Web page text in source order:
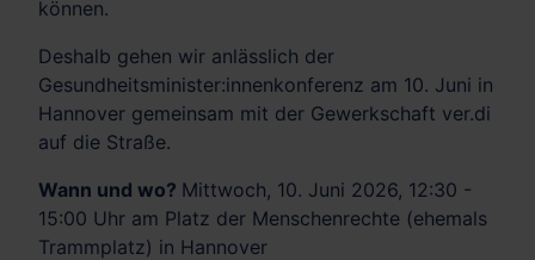
können.
Deshalb gehen wir anlässlich der
Gesundheitsminister:innenkonferenz am 10. Juni in
Hannover gemeinsam mit der Gewerkschaft ver.di
auf die Straße.
Wann und wo? Mittwoch, 10. Juni 2026, 12:30 -
15:00 Uhr am Platz der Menschenrechte (ehemals
Trammplatz) in Hannover